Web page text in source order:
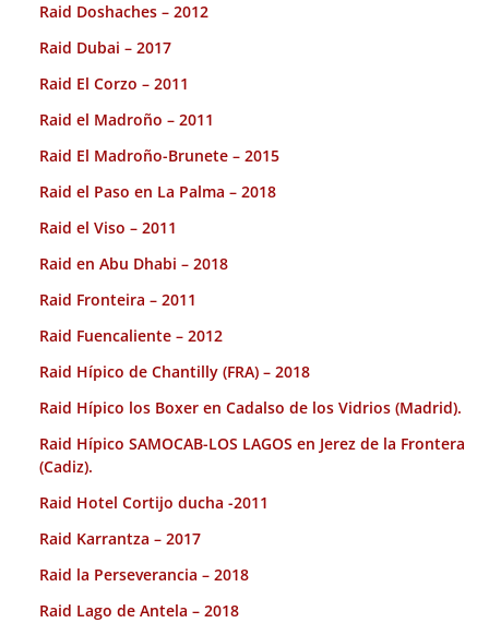
Raid Doshaches – 2012
Raid Dubai – 2017
Raid El Corzo – 2011
Raid el Madroño – 2011
Raid El Madroño-Brunete – 2015
Raid el Paso en La Palma – 2018
Raid el Viso – 2011
Raid en Abu Dhabi – 2018
Raid Fronteira – 2011
Raid Fuencaliente – 2012
Raid Hípico de Chantilly (FRA) – 2018
Raid Hípico los Boxer en Cadalso de los Vidrios (Madrid).
Raid Hípico SAMOCAB-LOS LAGOS en Jerez de la Frontera
(Cadiz).
Raid Hotel Cortijo ducha -2011
Raid Karrantza – 2017
Raid la Perseverancia – 2018
Raid Lago de Antela – 2018